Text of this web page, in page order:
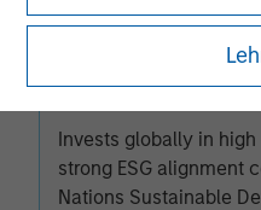
Global Change
Invests globally in
strong ESG alignment
Nations Sustainable